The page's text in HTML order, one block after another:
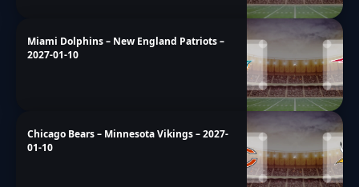
Miami Dolphins – New England Patriots –
2027-01-10
Chicago Bears – Minnesota Vikings – 2027-
01-10